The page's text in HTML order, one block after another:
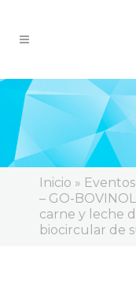
Inicio » Eventos
– GO-
carne y leche
biocircular de